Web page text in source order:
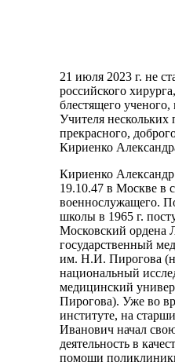
21 июля 2023 г. не
российского
блестящего ученого,
Учителя нескольких
прекрасного,
Кириенко
Кириенко
19.10.47 в Москве в
военнослужащего.
школы в 1965 г.
Московский ордена
государственный
им. Н.И. Пирогова
национальный
медицинский
Пирогова). Уже во
институте, на
Иванович начал
деятельность в
помощи